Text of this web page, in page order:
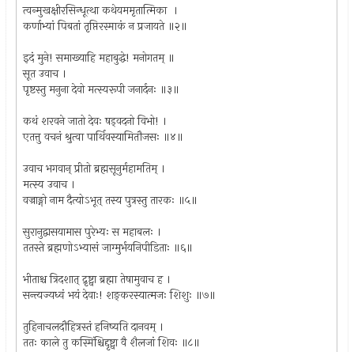
त्वन्मुखक्षीरसिन्धूत्था कथेयममृतात्मिका ।
कर्णाभ्यां पिबतां तृप्तिरस्माकं न प्रजायते ॥२॥
इदं मुने! समाख्याहि महाबुद्धे! मनोगतम् ॥
सूत उवाच ।
पृष्टस्तु मनुना देवो मत्स्यरूपी जनार्दनः ॥३॥
कथं शरवने जातो देवः षड्‌वदनो विभो! ।
एतत्तु वचनं श्रुत्वा पार्थिवस्यामितौजसः ॥४॥
उवाच भगवान् प्रीतो ब्रह्मसूनुर्महामतिम् ।
मत्स्य उवाच ।
वज्राङ्गो नाम दैत्योऽभूत् तस्य पुत्रस्तु तारकः ॥५॥
सुरानुद्वासयामास पुरेभ्यः स महाबलः ।
ततस्ते ब्रह्मणोऽभ्यासं जाग्मुर्भयनिपीडिताः ॥६॥
भीताश्च त्रिदशात् द्रृष्ट्वा ब्रह्मा तेषामुवाच ह ।
सन्त्यज्यध्वं भयं देवाः! शङ्करस्यात्मजः शिशुः ॥७॥
तुहिनाचलदौहित्रस्तं हनिष्यति दानवम् ।
ततः काले तु कस्मिंश्चिद्दृष्ट्वा वै शैलजां शिवः ॥८॥